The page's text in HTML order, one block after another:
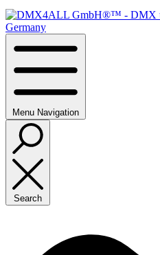
Menu Navigation
Search